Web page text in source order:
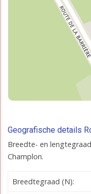
Geografische details
Breedte- en
Champlon.
Breedtegraad (N):